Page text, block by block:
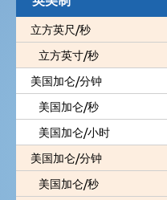
立方英尺/秒
立方英寸/秒
美国加仑/分钟
美国加仑/秒
美国加仑/小时
美国加仑/分钟
美国加仑/秒